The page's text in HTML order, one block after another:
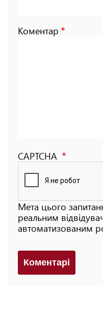
Коментар
CAPTCHA
Мета цього
реальним
автоматизованим
Коментарi